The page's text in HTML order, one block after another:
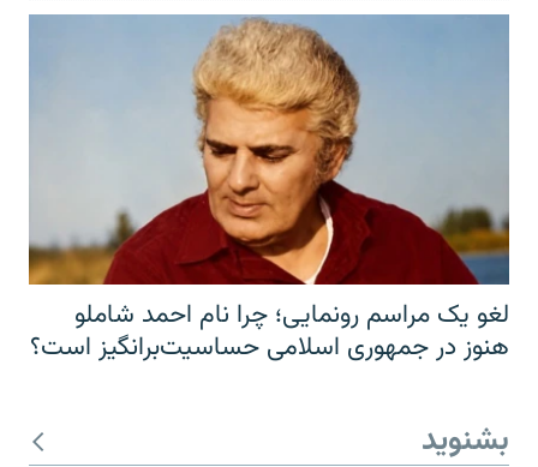
لغو یک مراسم رونمایی؛ چرا نام احمد شاملو
هنوز در جمهوری اسلامی حساسیت‌برانگیز است؟
بشنوید